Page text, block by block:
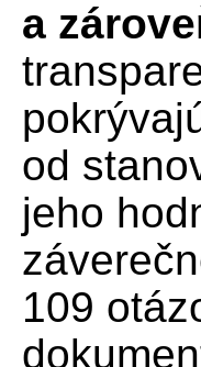
a
od
jeho
109